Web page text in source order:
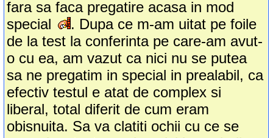
fara sa faca pregatire acasa in mod
special
. Dupa ce m-am uitat pe foile
de la test la conferinta pe care-am avut-
o cu ea, am vazut ca nici nu se putea
sa ne pregatim in special in prealabil, ca
efectiv testul e atat de complex si
liberal, total diferit de cum eram
obisnuita. Sa va clatiti ochii cu ce se